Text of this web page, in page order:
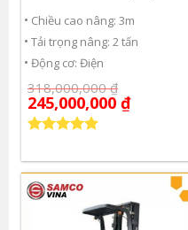
Chiều cao nâng: 3m
Tải trọng nâng: 2 tấn
Động cơ: Điện
318,000,000₫
245,000,000 ₫
hạng5.00
5 sao